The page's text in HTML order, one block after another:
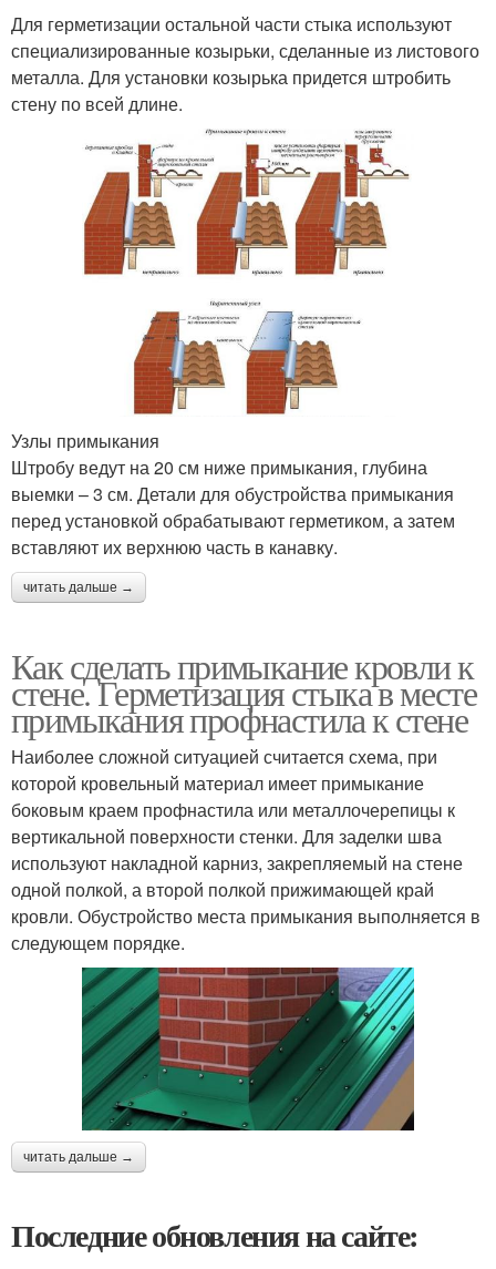
Для герметизации остальной части стыка используют
специализированные козырьки, сделанные из листового
металла. Для установки козырька придется штробить
стену по всей длине.
Узлы примыкания
Штробу ведут на 20 см ниже примыкания, глубина
выемки – 3 см. Детали для обустройства примыкания
перед установкой обрабатывают герметиком, а затем
вставляют их верхнюю часть в канавку.
читать дальше →
Как сделать примыкание кровли к
стене. Герметизация стыка в месте
примыкания профнастила к стене
Наиболее сложной ситуацией считается схема, при
которой кровельный материал имеет примыкание
боковым краем профнастила или металлочерепицы к
вертикальной поверхности стенки. Для заделки шва
используют накладной карниз, закрепляемый на стене
одной полкой, а второй полкой прижимающей край
кровли. Обустройство места примыкания выполняется в
следующем порядке.
читать дальше →
Последние обновления на сайте: